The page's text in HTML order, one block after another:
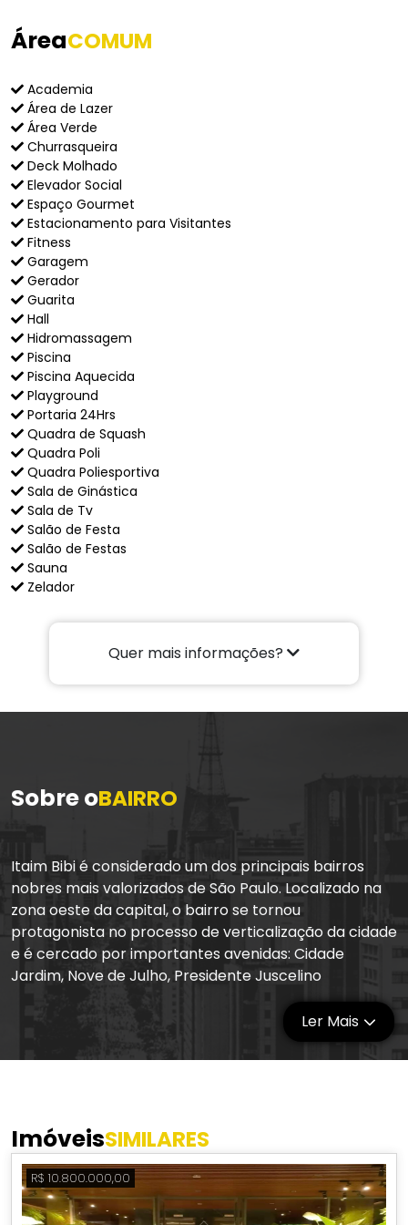
ÁreaCOMUM
Academia
Área de Lazer
Área Verde
Churrasqueira
Deck Molhado
Elevador Social
Espaço Gourmet
Estacionamento para Visitantes
Fitness
Garagem
Gerador
Guarita
Hall
Hidromassagem
Piscina
Piscina Aquecida
Playground
Portaria 24Hrs
Quadra de Squash
Quadra Poli
Quadra Poliesportiva
Sala de Ginástica
Sala de Tv
Salão de Festa
Salão de Festas
Sauna
Zelador
Quer mais informações?
Sobre oBAIRRO
Itaim Bibi é considerado um dos principais bairros
nobres mais valorizados de São Paulo. Localizado na
zona oeste da capital, o bairro se tornou
protagonista no processo de verticalização da cidade
e é cercado por importantes avenidas: Cidade
Jardim, Nove de Julho, Presidente Juscelino
Kubitschek e Nações Unidas. Além disso, é cortado
pela avenida Brigadeiro Faria Lima, importante centro
comercial e financeiro de São Paulo, que sedia
empresas de tecnologia, bancos de investimentos e
estar e qualidade de vida, escolhendo morar próximo
ao trabalho ou priorizando o fácil acesso a serviços
de alto padrão. O Itaim Bibi mantém ciclovias
preservadas e conserva uma das principais opções
de lazer ao ar livre, o Parque do Povo, indicado para
Ler Mais
ImóveisSIMILARES
R$ 10.800.000,00